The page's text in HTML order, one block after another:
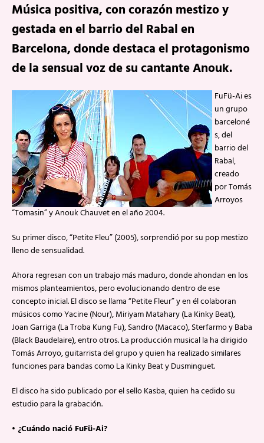
Música positiva, con corazón mestizo y
gestada en el barrio del Rabal en
Barcelona, donde destaca el protagonismo
de la sensual voz de su cantante Anouk.
FuFü-Ai es
un grupo
barceloné
s, del
barrio del
Rabal,
creado
por Tomás
Arroyos
“Tomasin” y Anouk Chauvet en el año 2004.
Su primer disco, “Petite Fleu” (2005), sorprendió por su pop mestizo
lleno de sensualidad.
Ahora regresan con un trabajo más maduro, donde ahondan en los
mismos planteamientos, pero evolucionando dentro de ese
concepto inicial. El disco se llama “Petite Fleur” y en él colaboran
músicos como Yacine (Nour), Miriyam Matahary (La Kinky Beat),
Joan Garriga (La Troba Kung Fu), Sandro (Macaco), Sterfarmo y Baba
(Black Baudelaire), entro otros. La producción musical la ha dirigido
Tomás Arroyo, guitarrista del grupo y quien ha realizado similares
funciones para bandas como La Kinky Beat y Dusminguet.
El disco ha sido publicado por el sello Kasba, quien ha cedido su
estudio para la grabación.
• ¿Cuándo nació FuFü-Ai?